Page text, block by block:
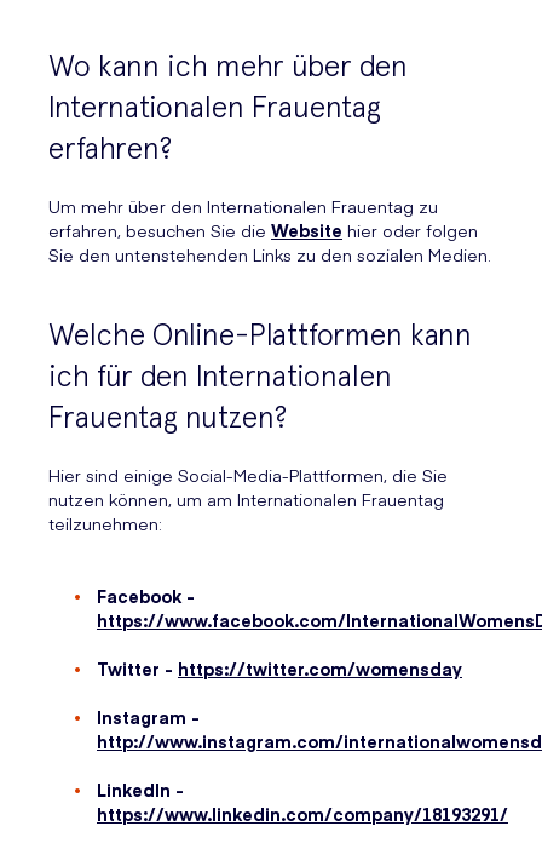
Wo kann ich mehr über den
Internationalen Frauentag
erfahren?
Um mehr über den Internationalen Frauentag zu
erfahren, besuchen Sie die Website hier oder folgen
Sie den untenstehenden Links zu den sozialen Medien.
Welche Online-Plattformen kann
ich für den Internationalen
Frauentag nutzen?
Hier sind einige Social-Media-Plattformen, die Sie
nutzen können, um am Internationalen Frauentag
teilzunehmen:
Facebook -
https://www.facebook.com/
Twitter - https://twitter.com/womensday
Instagram -
http://www.instagram.com/
LinkedIn -
https://www.linkedin.com/company/18193291/